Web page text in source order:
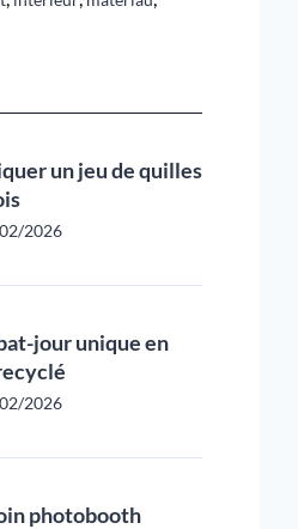
un jeu de quilles
2026
jour unique en
2026
photobooth